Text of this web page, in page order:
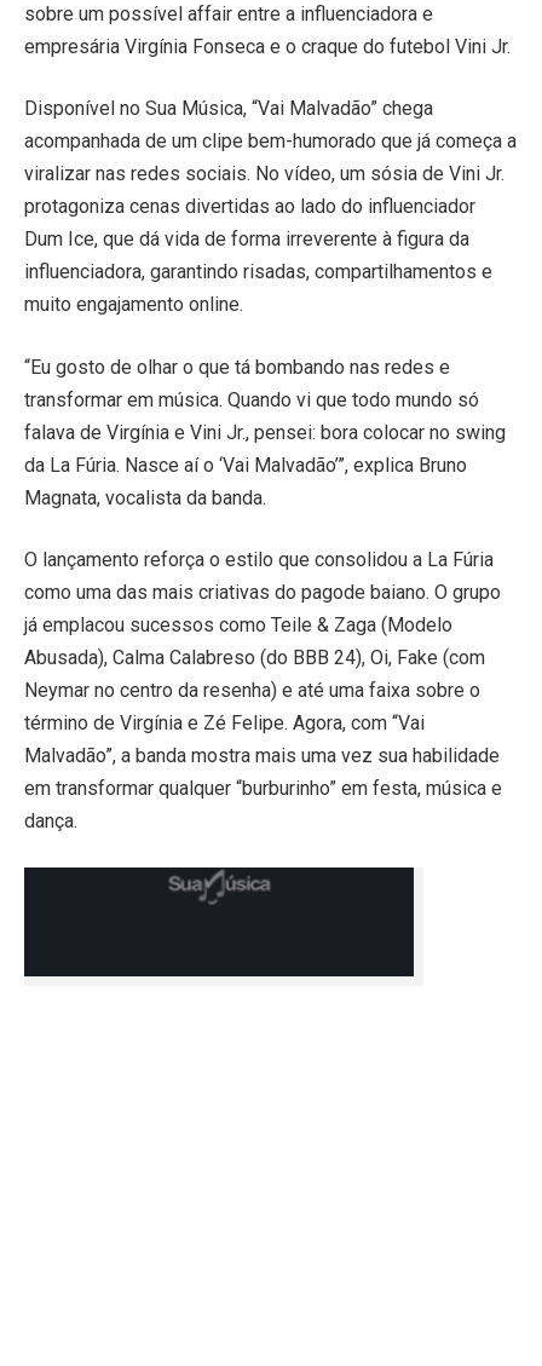
sobre um possível affair entre a influenciadora e
empresária Virgínia Fonseca e o craque do futebol Vini Jr.
Disponível no Sua Música, “Vai Malvadão” chega
acompanhada de um clipe bem-humorado que já começa a
viralizar nas redes sociais. No vídeo, um sósia de Vini Jr.
protagoniza cenas divertidas ao lado do influenciador
Dum Ice, que dá vida de forma irreverente à figura da
influenciadora, garantindo risadas, compartilhamentos e
muito engajamento online.
“Eu gosto de olhar o que tá bombando nas redes e
transformar em música. Quando vi que todo mundo só
falava de Virgínia e Vini Jr., pensei: bora colocar no swing
da La Fúria. Nasce aí o ‘Vai Malvadão’”, explica Bruno
Magnata, vocalista da banda.
O lançamento reforça o estilo que consolidou a La Fúria
como uma das mais criativas do pagode baiano. O grupo
já emplacou sucessos como Teile & Zaga (Modelo
Abusada), Calma Calabreso (do BBB 24), Oi, Fake (com
Neymar no centro da resenha) e até uma faixa sobre o
término de Virgínia e Zé Felipe. Agora, com “Vai
Malvadão”, a banda mostra mais uma vez sua habilidade
em transformar qualquer “burburinho” em festa, música e
dança.